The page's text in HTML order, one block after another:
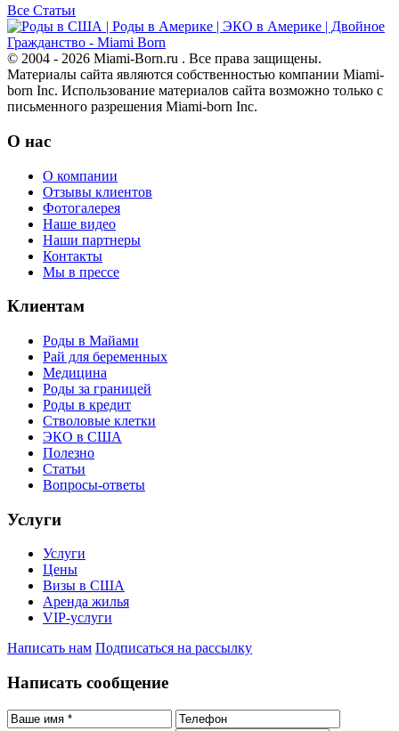
Все Статьи
© 2004 - 2026 Miami-Born.ru . Все права защищены.
Материалы сайта являются собственностью компании Miami-
born Inc. Использование материалов сайта возможно только с
письменного разрешения Miami-born Inc.
О нас
О компании
Отзывы клиентов
Фотогалерея
Наше видео
Наши партнеры
Контакты
Мы в прессе
Клиентам
Роды в Майами
Рай для беременных
Медицина
Роды за границей
Роды в кредит
Стволовые клетки
ЭКО в США
Полезно
Статьи
Вопросы-ответы
Услуги
Услуги
Цены
Визы в США
Аренда жилья
VIP-услуги
Написать нам Подписаться на рассылку
Написать сообщение